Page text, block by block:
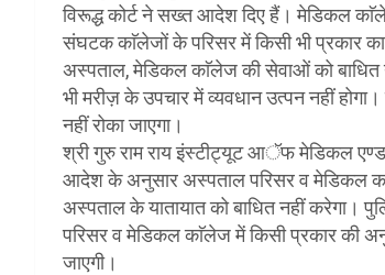
विरूद्ध कोर्ट ने सख्त आदेश दिए हैं। मेडिकल
संघटक काॅलेजों के परिसर में किसी भी प्रकार का
अस्पताल, मेडिकल काॅलेज की सेवाओं को बाधित
भी मरीज़ के उपचार में व्यवधान उत्पन नहीं
नहीं रोका जाएगा।
श्री गुरु राम राय इंस्टीट्यूट आॅफ मेडिकल एण्ड
आदेश के अनुसार अस्पताल परिसर व मेडिकल
अस्पताल के यातायात को बाधित नहीं करेगा।
परिसर व मेडिकल काॅलेज में किसी प्रकार की
जाएगी।